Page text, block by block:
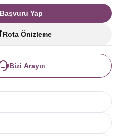
Başvuru Yap
Rota Önizleme
Bizi Arayın